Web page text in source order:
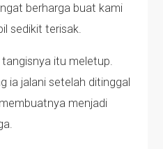
berharga buat kami
sedikit terisak.
itu meletup.
ia jalani setelah ditinggal
menjadi